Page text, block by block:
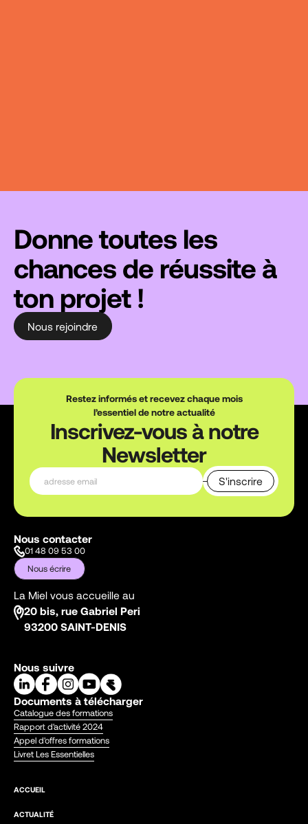
Donne toutes les
chances de réussite à
ton projet !
Nous rejoindre
Restez informés et recevez chaque mois
l’essentiel de notre actualité
Inscrivez-vous à notre
Newsletter
Nous contacter
01 48 09 53 00
Nous écrire
La Miel vous accueille au
20 bis, rue Gabriel Peri
93200 SAINT-DENIS
Nous suivre
Documents à télécharger
Catalogue des formations
Rapport d'activité 2024
Appel d'offres formations
Livret Les Essentielles
ACCUEIL
ACTUALITÉ